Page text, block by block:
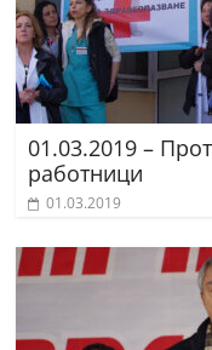
01.03.2019 –
работници
01.03.2019